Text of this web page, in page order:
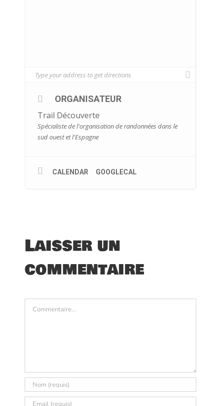
ORGANISATEUR
Trail Découverte
Spécialiste de l'organisation de randonnées dans le
sud ouest et l'Espagne
CALENDAR GOOGLECAL
Laisser un
commentaire
Commentaire